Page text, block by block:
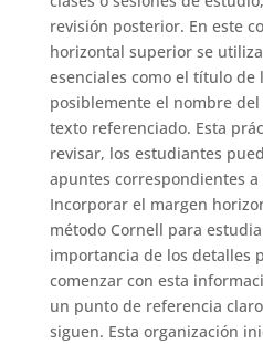
revisión posterior. En este
horizontal superior se
esenciales como el título de
posiblemente el nombre
texto referenciado. Esta
revisar, los estudiantes
apuntes correspondientes
Incorporar el margen
método Cornell para
importancia de los detalles
comenzar con esta
un punto de referencia
siguen. Esta organización